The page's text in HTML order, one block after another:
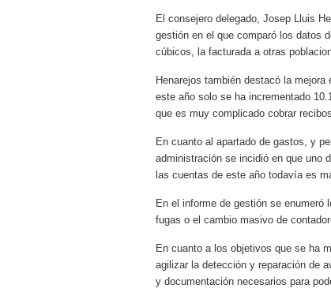
El consejero delegado, Josep Lluis
gestión en el que comparó los datos
cúbicos, la facturada a otras
Henarejos también destacó la
este año solo se ha incrementado
que es muy complicado cobrar
En cuanto al apartado de gastos, y
administración se incidió en que uno
las cuentas de este año todavía es
En el informe de gestión se
fugas o el cambio masivo de
En cuanto a los objetivos que se ha
agilizar la detección y reparación de
y documentación necesarios para